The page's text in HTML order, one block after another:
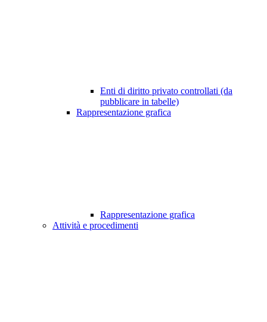
Enti di diritto privato controllati (da
pubblicare in tabelle)
Rappresentazione grafica
Rappresentazione grafica
Attività e procedimenti